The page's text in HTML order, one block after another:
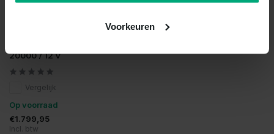
Voorkeuren
20000 / 12 v
Vergelijk
Op voorraad
€1.799,95
Incl. btw